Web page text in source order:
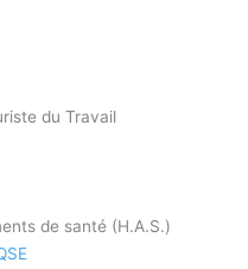
du Travail
de santé (H.A.S.)